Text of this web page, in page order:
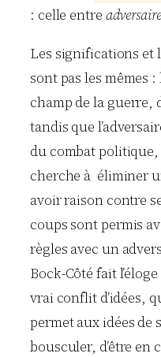
: celle entre adversaire
Les significations et
sont pas les mêmes
champ de la guerre,
tandis que
du combat
cherche à éliminer
avoir raison contre
coups sont permis
règles avec un
Bock-Côté fait
vrai conflit d’idées,
permet aux idées de
bousculer, d’être en